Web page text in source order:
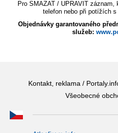
Pro SMAZAT / UPRAVIT záznam,
telefon nebo při potížích
Objednávky garantovaného
služeb:
Kontakt, reklama /
Všeobecné